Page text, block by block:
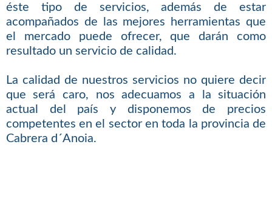
éste tipo de servicios, además de estar
acompañados de las mejores herramientas que
el mercado puede ofrecer, que darán como
resultado un servicio de calidad.
La calidad de nuestros servicios no quiere decir
que será caro, nos adecuamos a la situación
actual del país y disponemos de precios
competentes en el sector en toda la provincia de
Cabrera d´Anoia.